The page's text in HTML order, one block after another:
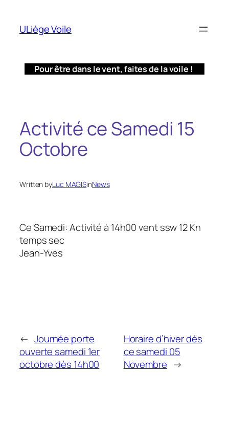
contenu
ULiège Voile
Pour être dans le vent, faites de la voile !
Activité ce Samedi 15
Octobre
Written byLuc MAGISinNews
Ce Samedi: Activité à 14h00 vent ssw 12 Kn
temps sec
Jean-Yves
← Journée porte
ouverte samedi 1er
octobre dès 14h00
Horaire d’hiver dès
ce samedi 05
Novembre →